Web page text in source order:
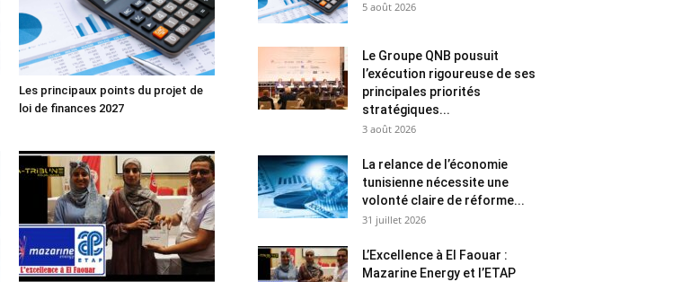
Les principaux points du projet de
loi de finances 2027
5 août 2026
Le Groupe QNB pousuit
l’exécution rigoureuse de ses
principales priorités
stratégiques...
3 août 2026
La relance de l’économie
tunisienne nécessite une
volonté claire de réforme...
31 juillet 2026
L’Excellence à El Faouar :
Mazarine Energy et l’ETAP